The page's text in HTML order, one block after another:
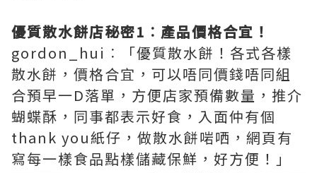
優質散水餅店秘密1︰產品價格合宜！
gordon_hui︰「優質散水餅！各式各樣
散水餅，價格合宜，可以唔同價錢唔同組
合預早一D落單，方便店家預備數量，推介
蝴蝶酥，同事都表示好食，入面仲有個
thank you紙仔，做散水餅啱哂，網頁有
寫每一樣食品點樣儲藏保鮮，好方便！」